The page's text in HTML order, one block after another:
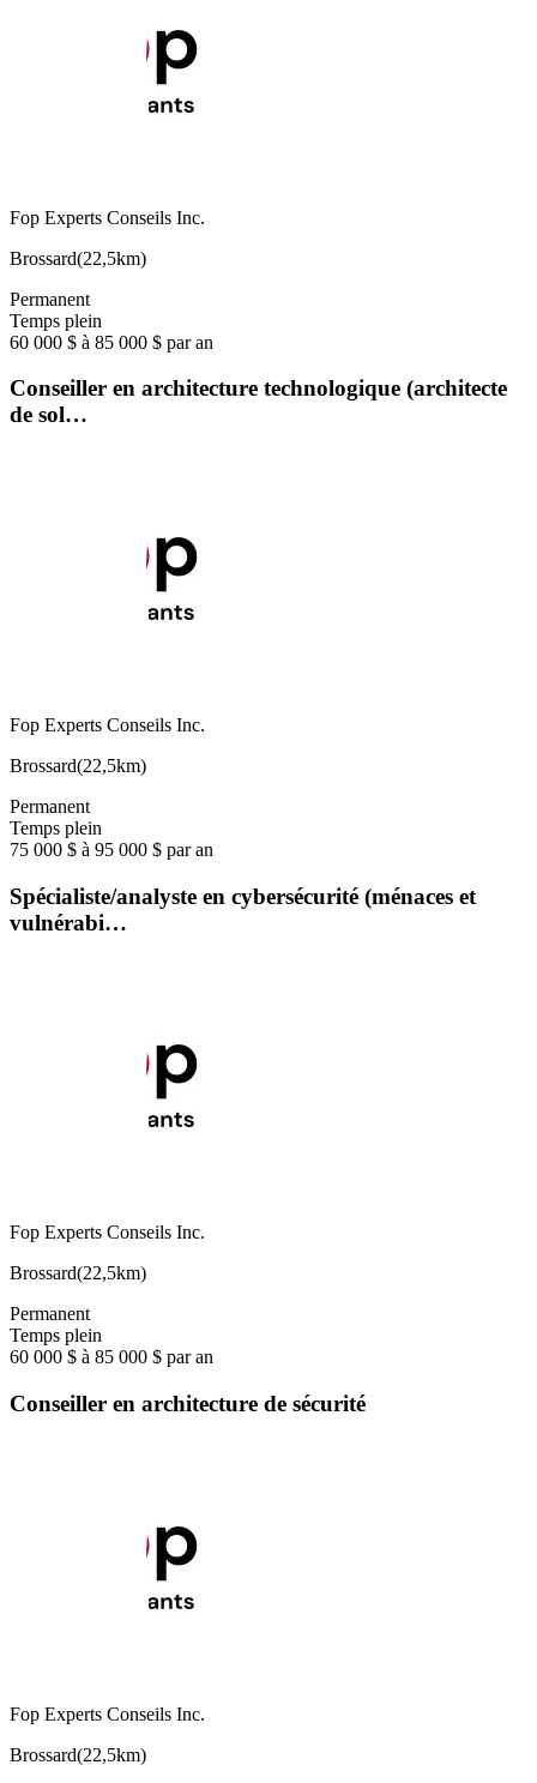
Fop Experts Conseils Inc.
Brossard(22,5km)
Permanent
Temps plein
60 000 $ à 85 000 $ par an
Conseiller en architecture technologique (architecte
de sol…
Fop Experts Conseils Inc.
Brossard(22,5km)
Permanent
Temps plein
75 000 $ à 95 000 $ par an
Spécialiste/analyste en cybersécurité (ménaces et
vulnérabi…
Fop Experts Conseils Inc.
Brossard(22,5km)
Permanent
Temps plein
60 000 $ à 85 000 $ par an
Conseiller en architecture de sécurité
Fop Experts Conseils Inc.
Brossard(22,5km)